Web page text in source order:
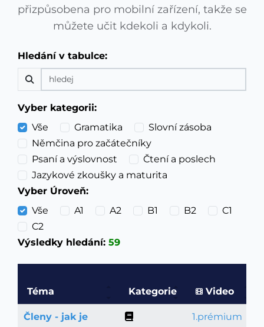
přizpůsobena pro mobilní zařízení, takže se
můžete učit kdekoli a kdykoli.
Hledání v tabulce:
Vyber kategorii:
Vše
Gramatika
Slovní zásoba
Němčina pro začátečníky
Psaní a výslovnost
Čtení a poslech
Jazykové zkoušky a maturita
Vyber Úroveň:
Vše
A1 A2 B1 B2
C1
C2
Výsledky hledání: 59
Téma Kategorie Video
Členy - jak je
1.prémium